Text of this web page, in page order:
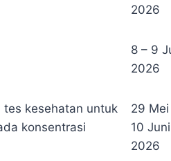
2026
8 – 9
2026
kesehatan untuk
konsentrasi
29 Mei
10 Juni
2026